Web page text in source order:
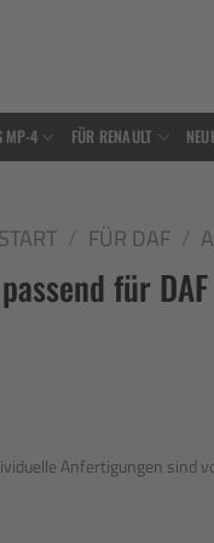
MP-4 FÜR RENAULT
START / FÜR DAF /
für
Anfertigungen sind